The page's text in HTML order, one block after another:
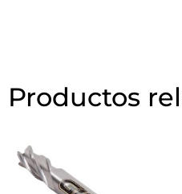
Productos